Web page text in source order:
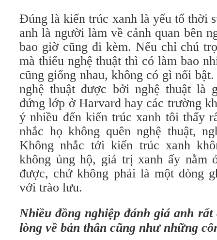
Đúng là kiến trúc xanh là yếu tố thời
anh là người làm về cảnh quan bên
bao giờ cũng đi kèm. Nếu chỉ chú
mà thiếu nghệ thuật thì có làm bao
cũng giống nhau, không có gì nổi
nghệ thuật được bởi nghệ thuật là
đứng lớp ở Harvard hay các trường
ý nhiều đến kiến trúc xanh tôi thấy
nhắc họ không quên nghệ thuật,
Không nhắc tới kiến trúc xanh
không ủng hộ, giá trị xanh ấy nằm
được, chứ không phải là một dòng
với trào lưu.
Nhiều đồng nghiệp đánh giá anh
lòng về bản thân cũng như những